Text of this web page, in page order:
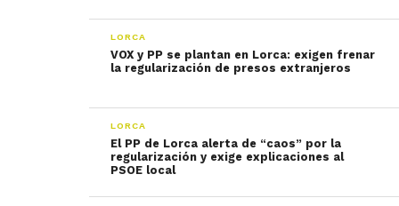
LORCA
VOX y PP se plantan en Lorca: exigen frenar
la regularización de presos extranjeros
LORCA
El PP de Lorca alerta de “caos” por la
regularización y exige explicaciones al
PSOE local